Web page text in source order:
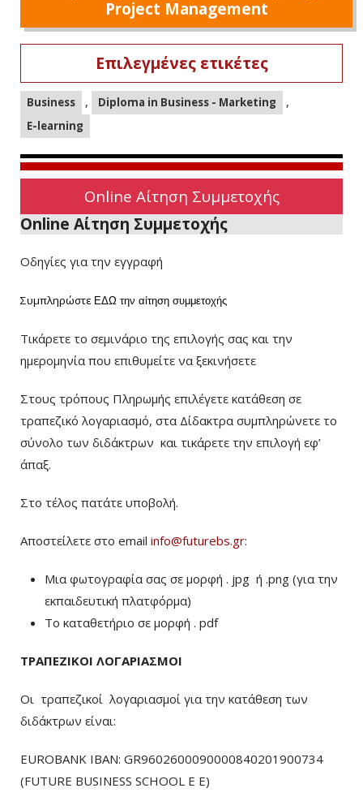
Project Management
Επιλεγμένες ετικέτες
Business , Diploma in Business - Marketing ,
E-learning
Online Αίτηση Συμμετοχής
Online Αίτηση Συμμετοχής
Οδηγίες για την εγγραφή
Συμπληρώστε ΕΔΩ την αίτηση συμμετοχής
Τικάρετε το σεμινάριο της επιλογής σας και την
ημερομηνία που επιθυμείτε να ξεκινήσετε
Στους τρόπους Πληρωμής επιλέγετε κατάθεση σε
τραπεζικό λογαριασμό, στα Δίδακτρα συμπληρώνετε το
σύνολο των διδάκτρων και τικάρετε την επιλογή εφ’
άπαξ.
Στο τέλος πατάτε υποβολή.
Αποστείλετε στο email info@futurebs.gr:
Μια φωτογραφία σας σε μορφή . jpg ή .png (για την
εκπαιδευτική πλατφόρμα)
To καταθετήριο σε μορφή . pdf
ΤΡΑΠΕΖΙΚΟΙ ΛΟΓΑΡΙΑΣΜΟΙ
Οι τραπεζικοί λογαριασμοί για την κατάθεση των
διδάκτρων είναι:
EUROBANK IBAN: GR9602600090000840201900734
(FUTURE BUSINESS SCHOOL E E)